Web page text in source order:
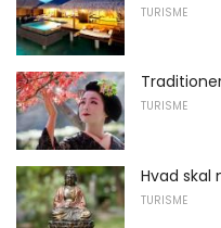
TURISME
TURISME
Hvad skal
TURISME